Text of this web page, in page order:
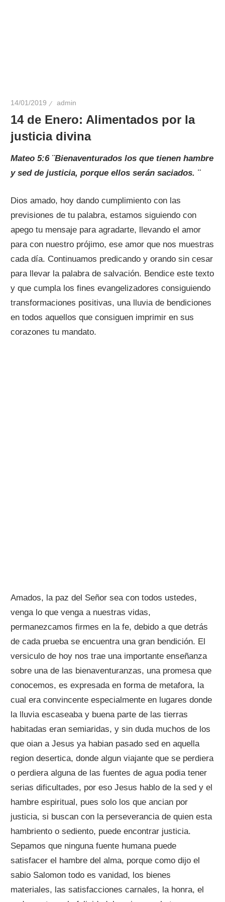
14/01/2019 admin
14 de Enero: Alimentados por la
justicia divina
Mateo 5:6 ¨Bienaventurados los que tienen hambre
y sed de justicia, porque ellos serán saciados. ¨
Dios amado, hoy dando cumplimiento con las
previsiones de tu palabra, estamos siguiendo con
apego tu mensaje para agradarte, llevando el amor
para con nuestro prójimo, ese amor que nos muestras
cada día. Continuamos predicando y orando sin cesar
para llevar la palabra de salvación. Bendice este texto
y que cumpla los fines evangelizadores consiguiendo
transformaciones positivas, una lluvia de bendiciones
en todos aquellos que consiguen imprimir en sus
corazones tu mandato.
Amados, la paz del Señor sea con todos ustedes,
venga lo que venga a nuestras vidas,
permanezcamos firmes en la fe, debido a que detrás
de cada prueba se encuentra una gran bendición. El
versiculo de hoy nos trae una importante enseñanza
sobre una de las bienaventuranzas, una promesa que
conocemos, es expresada en forma de metafora, la
cual era convincente especialmente en lugares donde
la lluvia escaseaba y buena parte de las tierras
habitadas eran semiaridas, y sin duda muchos de los
que oian a Jesus ya habian pasado sed en aquella
region desertica, donde algun viajante que se perdiera
o perdiera alguna de las fuentes de agua podia tener
serias dificultades, por eso Jesus hablo de la sed y el
hambre espiritual, pues solo los que ancian por
justicia, si buscan con la perseverancia de quien esta
hambriento o sediento, puede encontrar justicia.
Sepamos que ninguna fuente humana puede
satisfacer el hambre del alma, porque como dijo el
sabio Salomon todo es vanidad, los bienes
materiales, las satisfacciones carnales, la honra, el